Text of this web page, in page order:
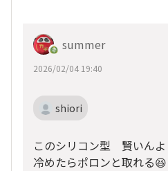
summer
2026/02/04 19:40
shiori
このシリコン型 賢いんよ
冷めたらポロンと取れる😆